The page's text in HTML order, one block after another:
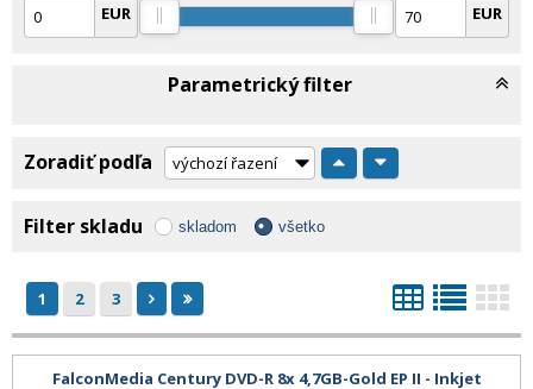
EUR EUR
Parametrický filter
Zoradiť podľa
Filter skladu skladom všetko
1 2 3
FalconMedia Century DVD-R 8x 4,7GB-Gold EP II - Inkjet